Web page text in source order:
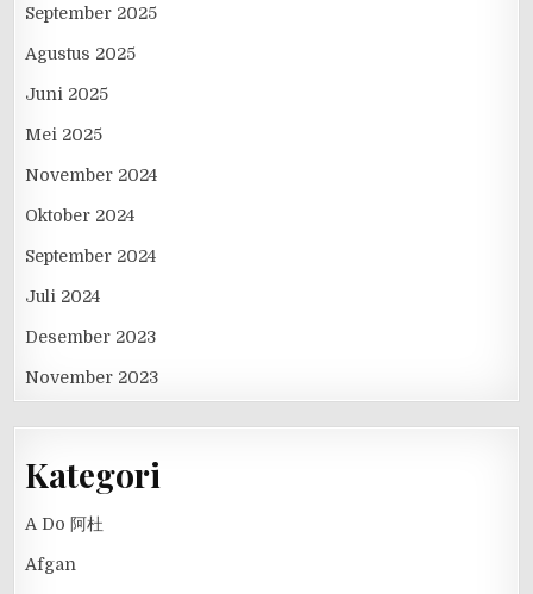
September 2025
Agustus 2025
Juni 2025
Mei 2025
November 2024
Oktober 2024
September 2024
Juli 2024
Desember 2023
November 2023
Kategori
A Do 阿杜
Afgan